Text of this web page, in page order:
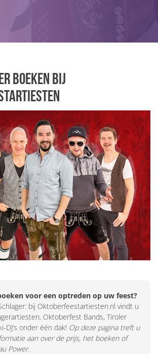
boeken bij
voor een optreden op uw feest?
bij Oktoberfeestartiesten.nl vindt u
Oktoberfest Bands, Tiroler
DJ’s onder één dak! Op deze pagina treft u
aan over de prijs, het boeken of
Power.